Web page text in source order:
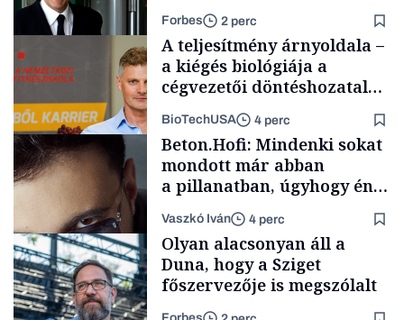
Politika
Forbes 2 perc
Content Lab HUB
A teljesítmény árnyoldala –
a kiégés biológiája a
cégvezetői döntéshozatal
BioTechUSA 4 perc
Beton.Hofi: Mindenki sokat
mondott már abban
a pillanatban, úgyhogy én
a legsarkosabb
gondolataimat akartam
kimondani
Vaszkó Iván 4 perc
Olyan alacsonyan áll a
Duna, hogy a Sziget
főszervezője is megszólalt